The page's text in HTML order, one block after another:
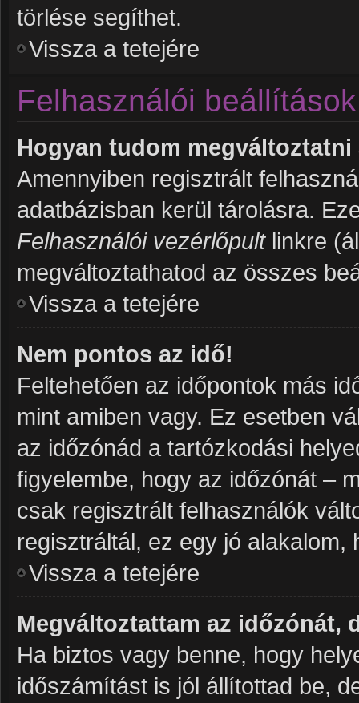
törlése segíthet.
Vissza a tetejére
Felhasználói beállítások
Hogyan tudom
Amennyiben regisztrált
adatbázisban kerül tárolásra.
Felhasználói vezérlőpultlinkre
megváltoztathatod az összes
Vissza a tetejére
Nem pontos az idő!
Feltehetően az időpontok más
mint amiben vagy. Ez esetben
az időzónád a tartózkodási
figyelembe, hogy az időzónát –
csak regisztrált felhasználók
regisztráltál, ez egy jó alakalom,
Vissza a tetejére
Megváltoztattam az időzónát,
Ha biztos vagy benne, hogy
időszámítást is jól állítottad be,